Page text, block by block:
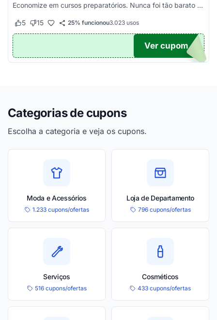
Economize em cursos preparatórios. Nunca foi tão barato estudar e mudar a sua carreira!
Este cupom funcionou
5 Este cupom não funcionou
15 25% funcionou3.023usos
OM12
Ver cupom
Categorias de cupons
Escolha a categoria e veja os cupons.
Moda e Acessórios
1.233 cupons/ofertas
Loja de Departamento
796 cupons/ofertas
Serviços
516 cupons/ofertas
Cosméticos
433 cupons/ofertas